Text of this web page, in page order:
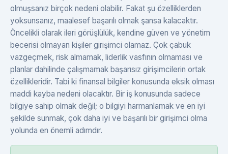
olmuşsanız birçok nedeni olabilir. Fakat şu özelliklerden
yoksunsanız, maalesef başarılı olmak şansa kalacaktır.
Öncelikli olarak ileri görüşlülük, kendine güven ve yönetim
becerisi olmayan kişiler girişimci olamaz. Çok çabuk
vazgeçmek, risk almamak, liderlik vasfının olmaması ve
planlar dahilinde çalışmamak başarısız girişimcilerin ortak
özellikleridir. Tabi ki finansal bilgiler konusunda eksik olması
maddi kayba nedeni olacaktır. Bir iş konusunda sadece
bilgiye sahip olmak değil; o bilgiyi harmanlamak ve en iyi
şekilde sunmak, çok daha iyi ve başarılı bir girişimci olma
yolunda en önemli adımdır.